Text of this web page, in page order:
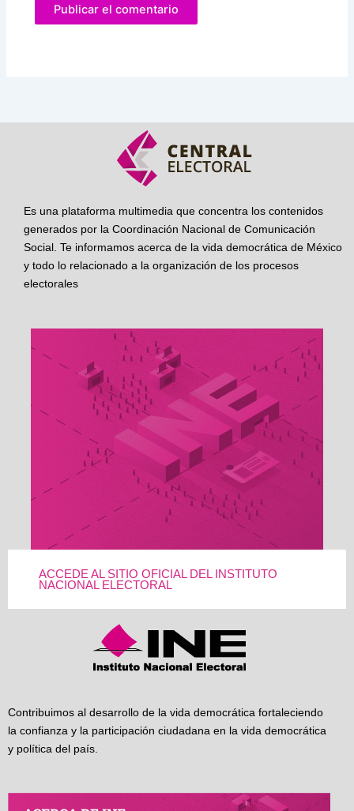
Es una plataforma multimedia que concentra los contenidos
generados por la Coordinación Nacional de Comunicación
Social. Te informamos acerca de la vida democrática de México
y todo lo relacionado a la organización de los procesos
electorales
ACCEDE AL SITIO OFICIAL DEL INSTITUTO
NACIONAL ELECTORAL
Contribuimos al desarrollo de la vida democrática fortaleciendo
la confianza y la participación ciudadana en la vida democrática
y política del país.